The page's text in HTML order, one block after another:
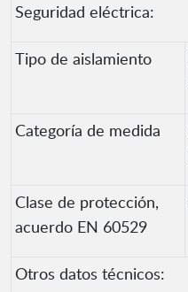
Seguridad eléctrica:
Tipo de aislamiento
Categoría de medida
Clase de protección,
acuerdo EN 60529
Otros datos técnicos: